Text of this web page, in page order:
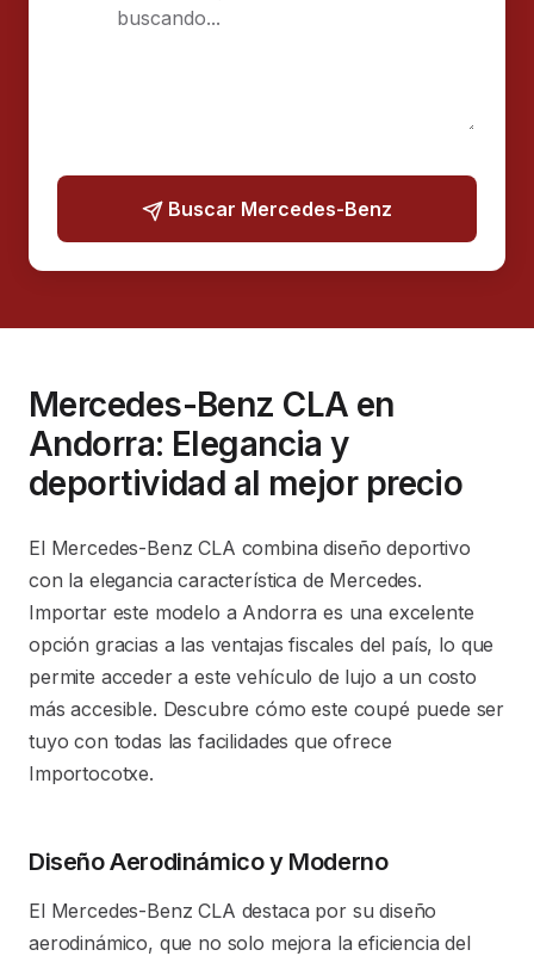
Buscar Mercedes-Benz
Mercedes-Benz CLA en
Andorra: Elegancia y
deportividad al mejor precio
El Mercedes-Benz CLA combina diseño deportivo
con la elegancia característica de Mercedes.
Importar este modelo a Andorra es una excelente
opción gracias a las ventajas fiscales del país, lo que
permite acceder a este vehículo de lujo a un costo
más accesible. Descubre cómo este coupé puede ser
tuyo con todas las facilidades que ofrece
Importocotxe.
Diseño Aerodinámico y Moderno
El Mercedes-Benz CLA destaca por su diseño
aerodinámico, que no solo mejora la eficiencia del